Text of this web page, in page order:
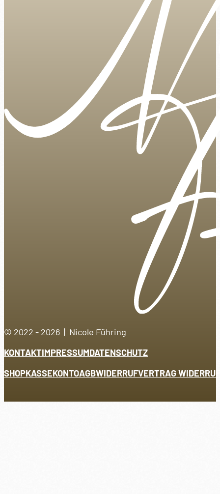
© 2022 - 2026 | Nicole Führing
KONTAKTIMPRESSUMDATENSCHUTZ
SHOPKASSEKONTOAGBWIDERRUFVERTRAG